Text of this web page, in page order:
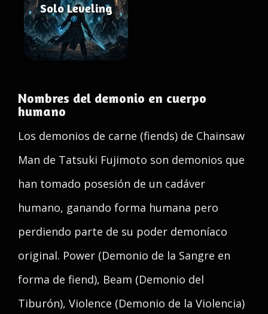
Solo Leveling
Nombres del demonio en cuerpo
humano
Los demonios de carne (fiends) de Chainsaw
Man de Tatsuki Fujimoto son demonios que
han tomado posesión de un cadáver
humano, ganando forma humana pero
perdiendo parte de su poder demoníaco
original. Power (Demonio de la Sangre en
forma de fiend), Beam (Demonio del
Tiburón), Violence (Demonio de la Violencia)